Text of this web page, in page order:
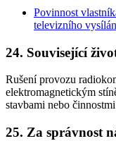
Povinnost
televizního
24. Související
Rušení provozu
elektromagnetickým
stavbami nebo
25. Za správnost